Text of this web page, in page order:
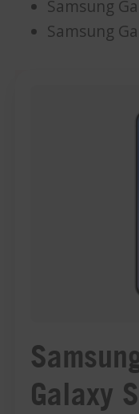
Samsung
Samsung
Galaxy